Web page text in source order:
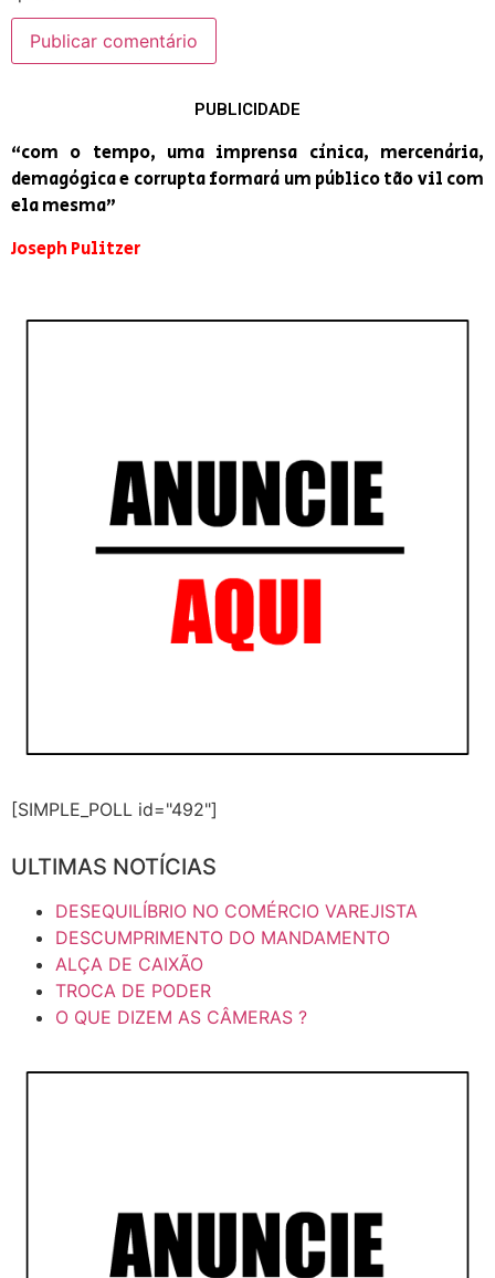
PUBLICIDADE
“com o tempo, uma imprensa cínica, mercenária,
demagógica e corrupta formará um público tão vil com
ela mesma”
Joseph Pulitzer
[SIMPLE_POLL id="492"]
ULTIMAS NOTÍCIAS
DESEQUILÍBRIO NO COMÉRCIO VAREJISTA
DESCUMPRIMENTO DO MANDAMENTO
ALÇA DE CAIXÃO
TROCA DE PODER
O QUE DIZEM AS CÂMERAS ?